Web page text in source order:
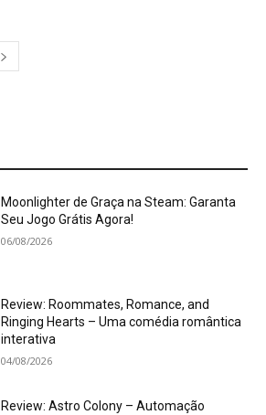
Moonlighter de Graça na Steam: Garanta
Seu Jogo Grátis Agora!
06/08/2026
Review: Roommates, Romance, and
Ringing Hearts – Uma comédia romântica
interativa
04/08/2026
Review: Astro Colony – Automação